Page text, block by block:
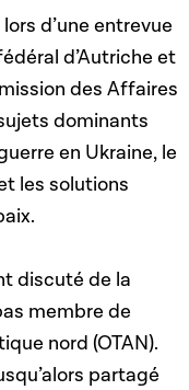
d’une entrevue
d’Autriche et
des Affaires
dominants
en Ukraine, le
les solutions
discuté de la
membre de
nord (OTAN).
partagé